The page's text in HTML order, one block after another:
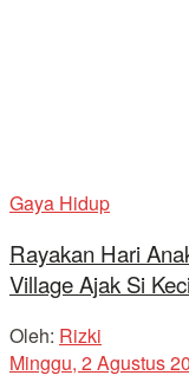
Gaya Hidup
Rayakan Hari
Village Ajak Si
Oleh: Rizki
Minggu, 2 Agustus